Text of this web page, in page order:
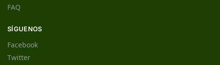
FAQ
SÍGUENOS
Facebook
Twitter